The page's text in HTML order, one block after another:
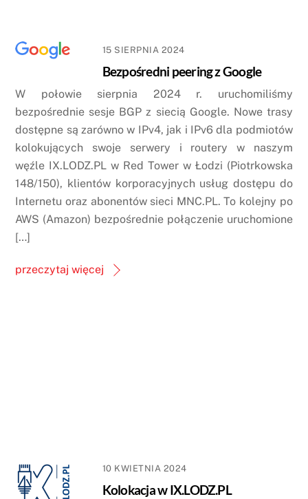
15 SIERPNIA 2024
Bezpośredni peering z Google
W połowie sierpnia 2024 r. uruchomiliśmy
bezpośrednie sesje BGP z siecią Google. Nowe trasy
dostępne są zarówno w IPv4, jak i IPv6 dla podmiotów
kolokujących swoje serwery i routery w naszym
węźle IX.LODZ.PL w Red Tower w Łodzi (Piotrkowska
148/150), klientów korporacyjnych usług dostępu do
Internetu oraz abonentów sieci MNC.PL. To kolejny po
AWS (Amazon) bezpośrednie połączenie uruchomione
[…]
przeczytaj więcej
10 KWIETNIA 2024
Kolokacja w IX.LODZ.PL